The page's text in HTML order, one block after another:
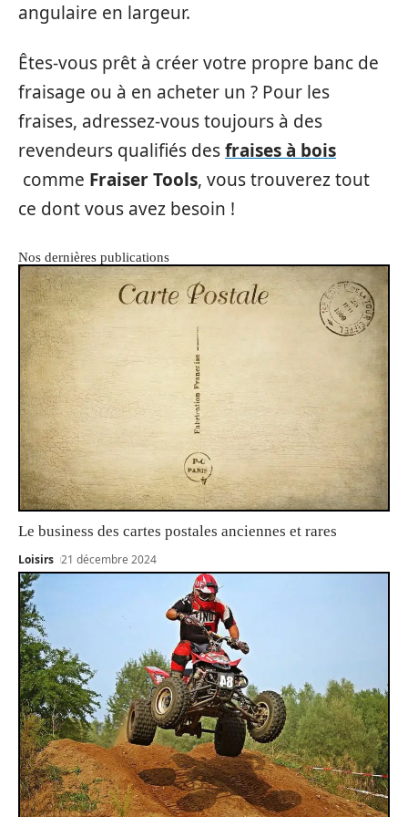
angulaire en largeur.
Êtes-vous prêt à créer votre propre banc de
fraisage ou à en acheter un ? Pour les
fraises, adressez-vous toujours à des
revendeurs qualifiés desfraises à bois
comme Fraiser Tools, vous trouverez tout
ce dont vous avez besoin !
Nos dernières publications
Le business des cartes postales anciennes et rares
Loisirs 21 décembre 2024